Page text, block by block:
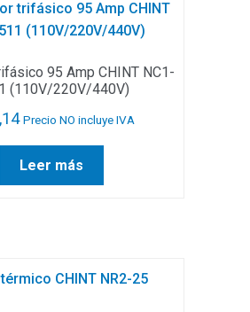
95 Amp CHINT NC1-
(110V/220V/440V)
Precio NO incluye IVA
Leer más